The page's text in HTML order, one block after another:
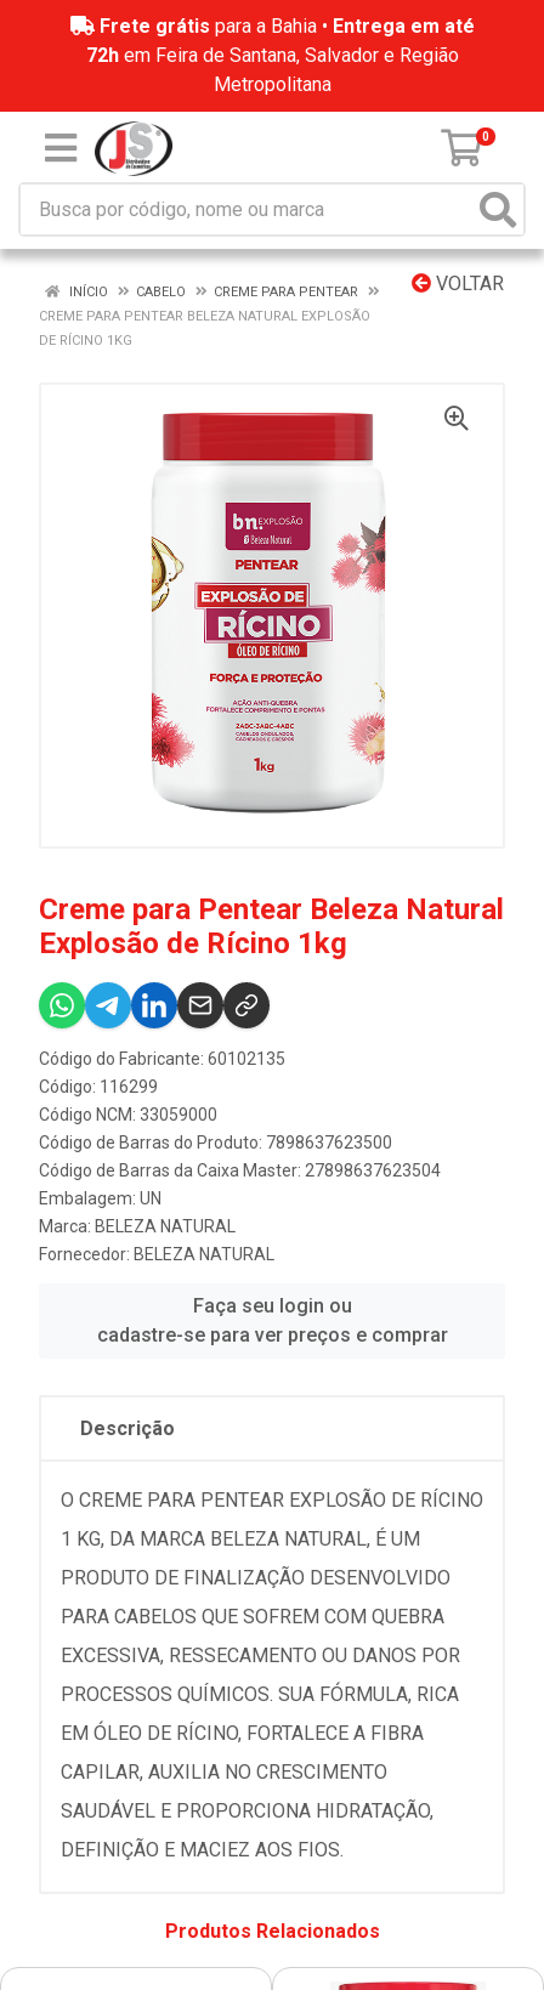
Frete grátis para a Bahia • Entrega em até
72hem Feira de Santana, Salvador e Região
Metropolitana
0
VOLTAR
INÍCIO CABELO
CREME PARA PENTEAR
CREME PARA PENTEAR BELEZA NATURAL EXPLOSÃO
DE RÍCINO 1KG
Creme para Pentear Beleza Natural
Explosão de Rícino 1kg
Código do Fabricante: 60102135
Código: 116299
Código NCM: 33059000
Código de Barras do Produto: 7898637623500
Código de Barras da Caixa Master: 27898637623504
Embalagem: UN
Marca: BELEZA NATURAL
Fornecedor: BELEZA NATURAL
Faça seu login ou
cadastre-se para ver preços e comprar
Descrição
O CREME PARA PENTEAR EXPLOSÃO DE RÍCINO
1 KG, DA MARCA BELEZA NATURAL, É UM
PRODUTO DE FINALIZAÇÃO DESENVOLVIDO
PARA CABELOS QUE SOFREM COM QUEBRA
EXCESSIVA, RESSECAMENTO OU DANOS POR
PROCESSOS QUÍMICOS. SUA FÓRMULA, RICA
EM ÓLEO DE RÍCINO, FORTALECE A FIBRA
CAPILAR, AUXILIA NO CRESCIMENTO
SAUDÁVEL E PROPORCIONA HIDRATAÇÃO,
DEFINIÇÃO E MACIEZ AOS FIOS.
Produtos Relacionados